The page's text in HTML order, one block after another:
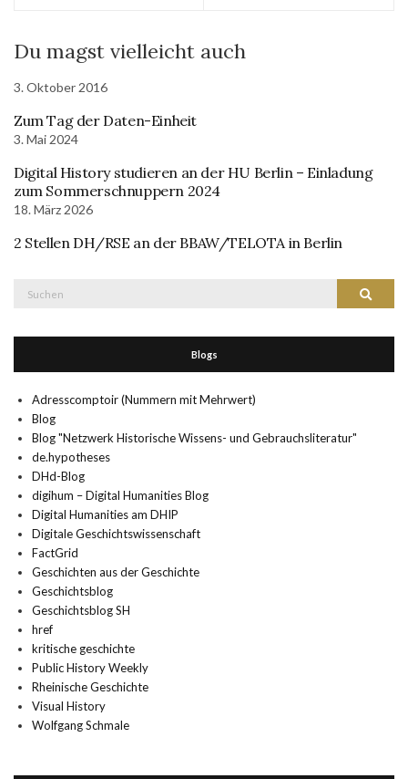
Du magst vielleicht auch
3. Oktober 2016
Zum Tag der Daten-Einheit
3. Mai 2024
Digital History studieren an der HU Berlin – Einladung
zum Sommerschnuppern 2024
18. März 2026
2 Stellen DH/RSE an der BBAW/TELOTA in Berlin
Suchen
Blogs
Adresscomptoir (Nummern mit Mehrwert)
Blog
Blog "Netzwerk Historische Wissens- und Gebrauchsliteratur"
de.hypotheses
DHd-Blog
digihum – Digital Humanities Blog
Digital Humanities am DHIP
Digitale Geschichtswissenschaft
FactGrid
Geschichten aus der Geschichte
Geschichtsblog
Geschichtsblog SH
href
kritische geschichte
Public History Weekly
Rheinische Geschichte
Visual History
Wolfgang Schmale